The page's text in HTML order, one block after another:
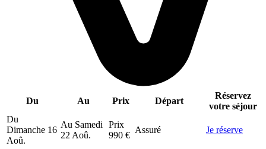
Du Au Prix Départ
Réservez
votre séjour
Du
Dimanche 16
Aoû.
Au Samedi
22 Aoû.
Prix
990 €
Assuré Je réserve